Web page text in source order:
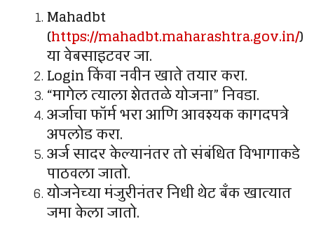
Mahadbt
(https://mahadbt.maharashtra.gov.in/)
या वेबसाइटवर जा.
Login किंवा नवीन खाते तयार करा.
“मागेल त्याला शेततळे योजना” निवडा.
अर्जाचा फॉर्म भरा आणि आवश्यक कागदपत्रे
अपलोड करा.
अर्ज सादर केल्यानंतर तो संबंधित विभागाकडे
पाठवला जातो.
योजनेच्या मंजुरीनंतर निधी थेट बँक खात्यात
जमा केला जातो.